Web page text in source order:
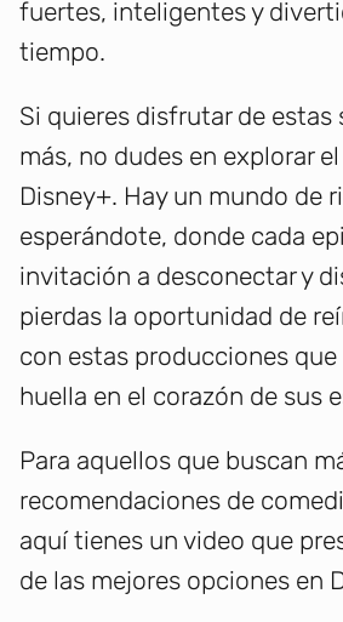
fuertes, inteligentes y
tiempo.
Si quieres disfrutar de estas
más, no dudes en explorar
Disney+. Hay un mundo de
esperándote, donde cada
invitación a desconectar y
pierdas la oportunidad de
con estas producciones que
huella en el corazón de sus
Para aquellos que buscan
recomendaciones de
aquí tienes un video que
de las mejores opciones en